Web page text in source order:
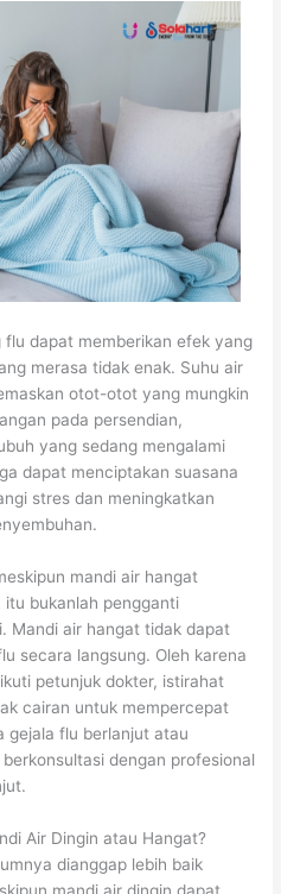
dapat memberikan efek yang
merasa tidak enak. Suhu air
otot-otot yang mungkin
pada persendian,
yang sedang mengalami
dapat menciptakan suasana
stres dan meningkatkan
mandi air hangat
itu bukanlah pengganti
Mandi air hangat tidak dapat
secara langsung. Oleh karena
petunjuk dokter, istirahat
cairan untuk mempercepat
gejala flu berlanjut atau
dengan profesional
Air Dingin atau Hangat?
dianggap lebih baik